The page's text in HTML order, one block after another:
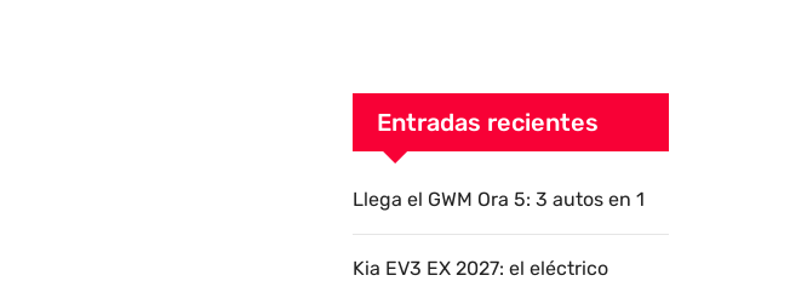
Entradas recientes
Llega el GWM Ora 5: 3 autos en 1
Kia EV3 EX 2027: el eléctrico